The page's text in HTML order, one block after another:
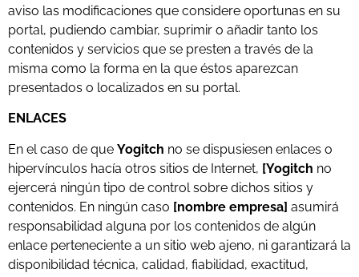
aviso las modificaciones que considere oportunas en su
portal, pudiendo cambiar, suprimir o añadir tanto los
contenidos y servicios que se presten a través de la
misma como la forma en la que éstos aparezcan
presentados o localizados en su portal.
ENLACES
En el caso de que Yogitch no se dispusiesen enlaces o
hipervínculos hacía otros sitios de Internet, [Yogitch no
ejercerá ningún tipo de control sobre dichos sitios y
contenidos. En ningún caso [nombre empresa] asumirá
responsabilidad alguna por los contenidos de algún
enlace perteneciente a un sitio web ajeno, ni garantizará la
disponibilidad técnica, calidad, fiabilidad, exactitud,